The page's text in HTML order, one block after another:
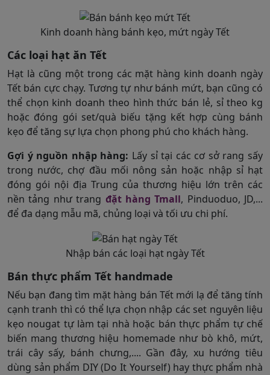
Kinh doanh hàng bánh kẹo, mứt ngày Tết
Các loại hạt ăn Tết
Hạt là cũng một trong các mặt hàng kinh doanh ngày
Tết bán cực chạy. Tương tự như bánh mứt, bạn cũng có
thể chọn kinh doanh theo hình thức bán lẻ, sỉ theo kg
hoặc đóng gói set/quà biếu tặng kết hợp cùng bánh
kẹo để tăng sự lựa chọn phong phú cho khách hàng.
Gợi ý nguồn nhập hàng: Lấy sỉ tại các cơ sở rang sấy
trong nước, chợ đầu mối nông sản hoặc nhập sỉ hạt
đóng gói nội địa Trung của thương hiệu lớn trên các
nền tảng như trang đặt hàng Tmall, Pinduoduo, JD,...
để đa dạng mẫu mã, chủng loại và tối ưu chi phí.
Nhập bán các loại hạt ngày Tết
Bán thực phẩm Tết handmade
Nếu bạn đang tìm mặt hàng bán Tết mới lạ để tăng tính
cạnh tranh thì có thể lựa chọn nhập các set nguyên liệu
kẹo nougat tự làm tại nhà hoặc bán thực phẩm tự chế
biến mang thương hiệu homemade như bò khô, mứt,
trái cây sấy, bánh chưng,.... Gần đây, xu hướng tiêu
dùng sản phẩm DIY (Do It Yourself) hay thực phẩm nhà